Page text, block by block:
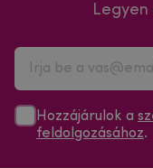
Hozzájárulok a
feldolgozásához.